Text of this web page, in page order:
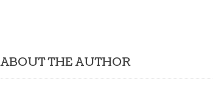
ABOUT THE AUTHOR